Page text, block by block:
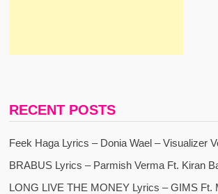
RECENT POSTS
Feek Haga Lyrics – Donia Wael – Visualizer
BRABUS Lyrics – Parmish Verma Ft. Kiran
LONG LIVE THE MONEY Lyrics – GIMS Ft.